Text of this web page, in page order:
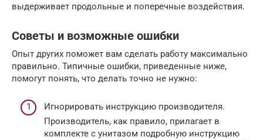
выдерживает продольные и поперечные воздействия.
Советы и возможные ошибки
Опыт других поможет вам сделать работу максимально
правильно. Типичные ошибки, приведенные ниже,
помогут понять, что делать точно не нужно:
Игнорировать инструкцию производителя.
Производитель, как правило, прилагает в
комплекте с унитазом подробную инструкцию